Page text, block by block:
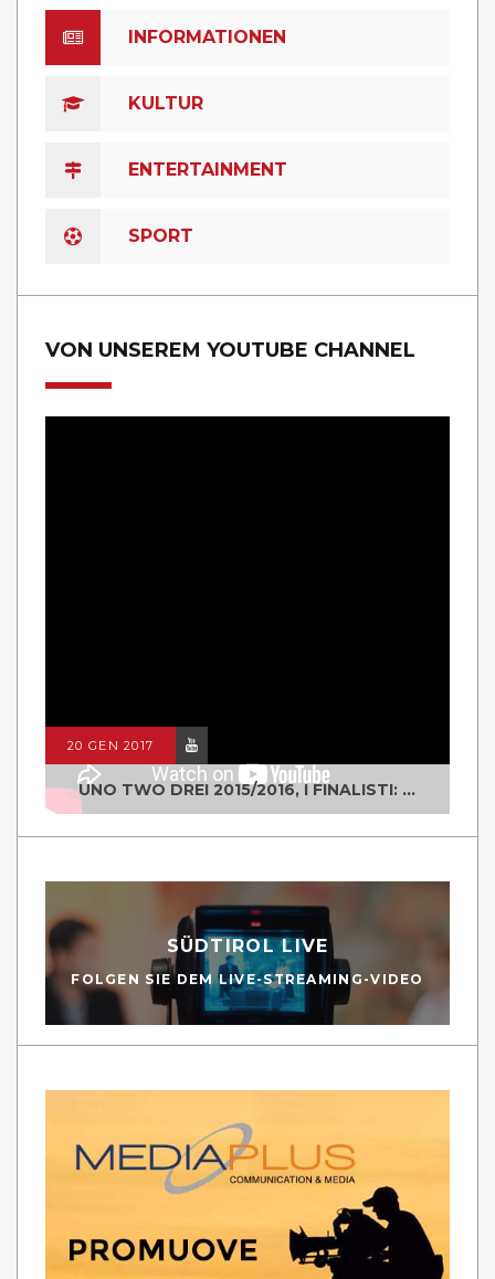
INFORMATIONEN
KULTUR
ENTERTAINMENT
SPORT
VON UNSEREM YOUTUBE CHANNEL
20 GEN 2017
UNO TWO DREI 2015/2016, I FINALISTI: CLASSE IV ALS ISTITUTO "DEGASPERI" BORGO VALSUGANA
SÜDTIROL LIVE
FOLGEN SIE DEM LIVE-STREAMING-VIDEO